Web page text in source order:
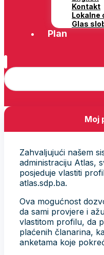
Kontakt
Lokalne
Glas
Plan
Moj
Zahvaljujući našem
administraciju Atlas,
posjeduje vlastiti
atlas.sdp.ba.
Ova mogućnost
da sami provjere i
vlastitom profilu, da
plaćenih članarina,
anketama koje